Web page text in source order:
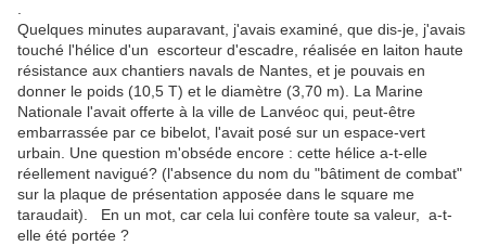
Quelques minutes auparavant, j'avais examiné, que dis-je, j'avais
touché l'hélice d'un escorteur d'escadre, réalisée en laiton haute
résistance aux chantiers navals de Nantes, et je pouvais en
donner le poids (10,5 T) et le diamètre (3,70 m). La Marine
Nationale l'avait offerte à la ville de Lanvéoc qui, peut-être
embarrassée par ce bibelot, l'avait posé sur un espace-vert
urbain. Une question m'obséde encore : cette hélice a-t-elle
réellement navigué? (l'absence du nom du "bâtiment de combat"
sur la plaque de présentation apposée dans le square me
taraudait). En un mot, car cela lui confère toute sa valeur, a-t-
elle été portée ?